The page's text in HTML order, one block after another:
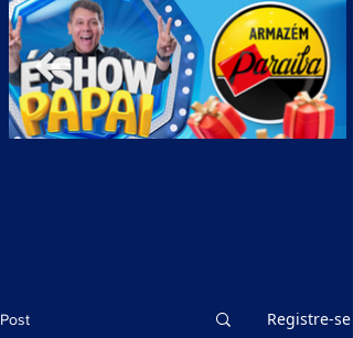
Post Registre-se